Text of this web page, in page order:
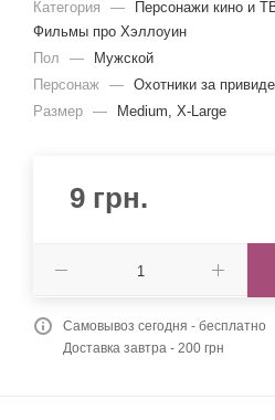
Категория —
Персонажи кино и
Фильмы про Хэллоуин
Пол
—
Мужской
Персонаж — Охотники за
Размер — Medium, X-Large
9 грн.
Самовывоз сегодня - бесплатно
Доставка завтра - 200 грн